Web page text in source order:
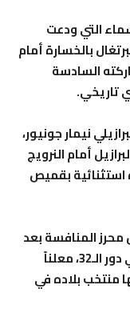
التي ودعت
بالخسارة أمام
مشاركته السادسة
تاريخي.
نيمار جونيور،
أمام النرويج
استثنائية بقميص
محرز المنافسة بعد
خروج “محاربي الصحراء” أمام سويسرا في دور الـ32، معلناً
منتخب بلاده في